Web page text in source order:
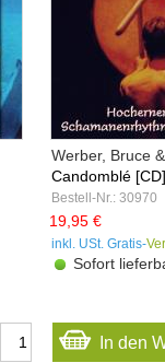
Werber, Bruce &
Candomblé [CD]
Bestell-Nr.: 30970
19,95 €
inkl. USt. Gratis-
Sofort
In den